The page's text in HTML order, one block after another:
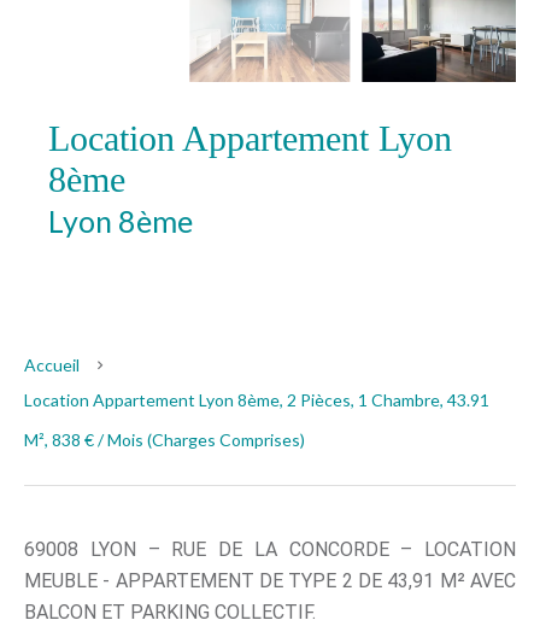
Location Appartement Lyon
8ème
Lyon 8ème
Accueil
Location Appartement Lyon 8ème, 2 Pièces, 1 Chambre, 43.91
M², 838 € / Mois (Charges Comprises)
69008 LYON – RUE DE LA CONCORDE – LOCATION
MEUBLE - APPARTEMENT DE TYPE 2 DE 43,91 M² AVEC
BALCON ET PARKING COLLECTIF.